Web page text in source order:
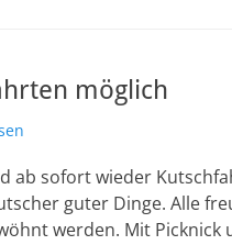
möglich
ab sofort wieder
guter Dinge. Alle
werden. Mit Picknick